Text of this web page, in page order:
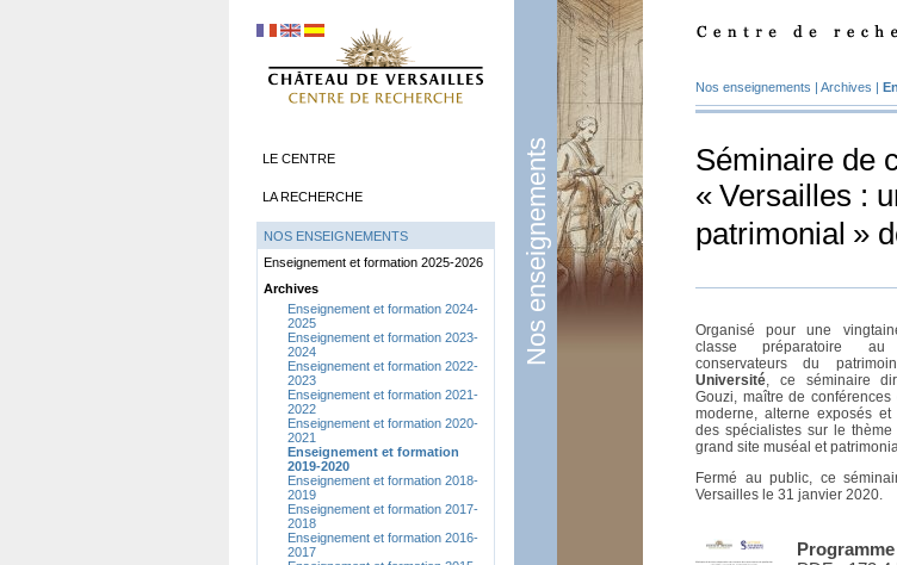
Nos enseignements
Nos enseignements | Archives |
Séminaire de
« Versailles :
patrimonial »
Organisé pour une
classe préparatoire
conservateurs du
Université, ce séminaire
Gouzi, maître de conférences
moderne, alterne exposés
des spécialistes sur le
grand site muséal et
Fermé au public, ce
Versailles le 31 janvier 2020.
Programme
LE CENTRE
LA RECHERCHE
NOS ENSEIGNEMENTS
Enseignement et formation 2025-2026
Archives
Enseignement et formation 2024-
2025
Enseignement et formation 2023-
2024
Enseignement et formation 2022-
2023
Enseignement et formation 2021-
2022
Enseignement et formation 2020-
2021
Enseignement et formation
2019-2020
Enseignement et formation 2018-
2019
Enseignement et formation 2017-
2018
Enseignement et formation 2016-
2017